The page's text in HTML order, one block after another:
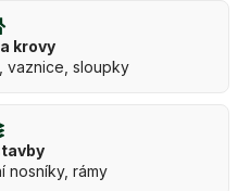
krovy
sloupky
nosníky, rámy